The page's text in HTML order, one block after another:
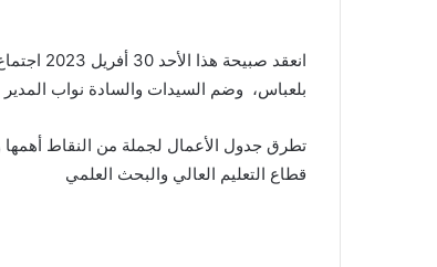
انعقد
بلعباس، وضم السيدات والسادة نواب المدير
تطرق جدول الأعمال لجملة من النقاط
قطاع التعليم العالي والبحث العلمي